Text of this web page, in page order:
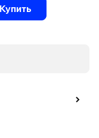
Купить